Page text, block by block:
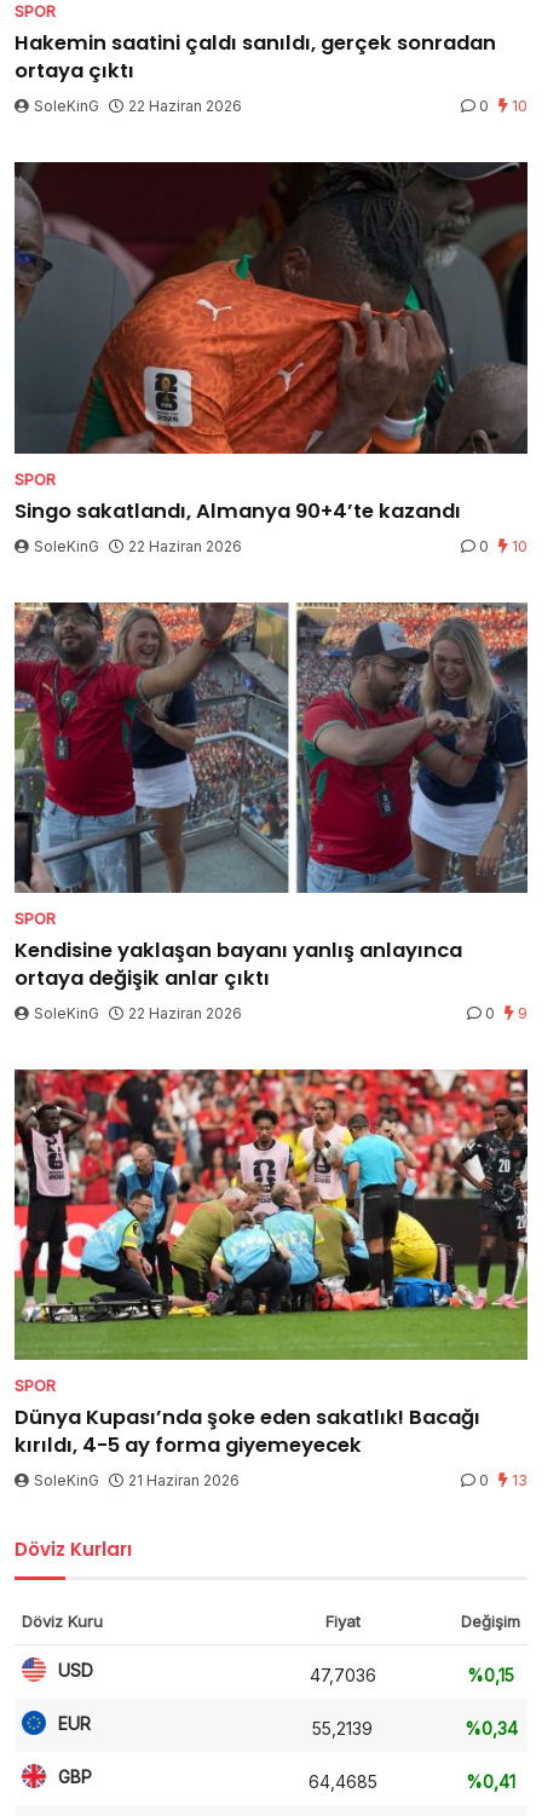
SPOR
Hakemin saatini çaldı sanıldı, gerçek sonradan
ortaya çıktı
SoleKinG 22 Haziran 2026 0 10
SPOR
Singo sakatlandı, Almanya 90+4’te kazandı
SoleKinG 22 Haziran 2026 0 10
SPOR
Kendisine yaklaşan bayanı yanlış anlayınca
ortaya değişik anlar çıktı
SoleKinG 22 Haziran 2026 0 9
SPOR
Dünya Kupası’nda şoke eden sakatlık! Bacağı
kırıldı, 4-5 ay forma giyemeyecek
SoleKinG 21 Haziran 2026 0 13
Döviz Kurları
Döviz Kuru Fiyat Değişim
USD 47,7036 %0,15
EUR 55,2139 %0,34
GBP 64,4685 %0,41